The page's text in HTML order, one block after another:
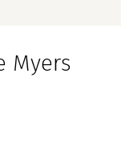
Myers